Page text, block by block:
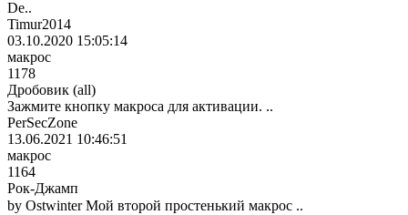
De..
Timur2014
03.10.2020 15:05:14
макрос
1178
Дробовик (all)
Зажмите кнопку макроса для активации. ..
PerSecZone
13.06.2021 10:46:51
макрос
1164
Рок-Джамп
by Ostwinter Мой второй простенький макрос ..